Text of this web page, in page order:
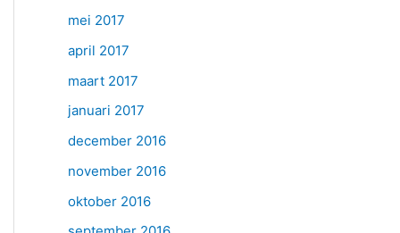
mei 2017
april 2017
maart 2017
januari 2017
december 2016
november 2016
oktober 2016